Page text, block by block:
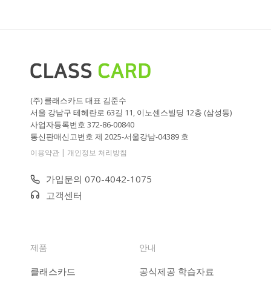
(주) 클래스카드 대표 김준수
서울 강남구 테헤란로 63길 11, 이노센스빌딩 12층 (삼성동)
사업자등록번호 372-86-00840
통신판매신고번호 제 2025-서울강남-04389 호
이용약관 | 개인정보 처리방침
가입문의 070-4042-1075
고객센터
제품
클래스카드
안내
공식제공 학습자료